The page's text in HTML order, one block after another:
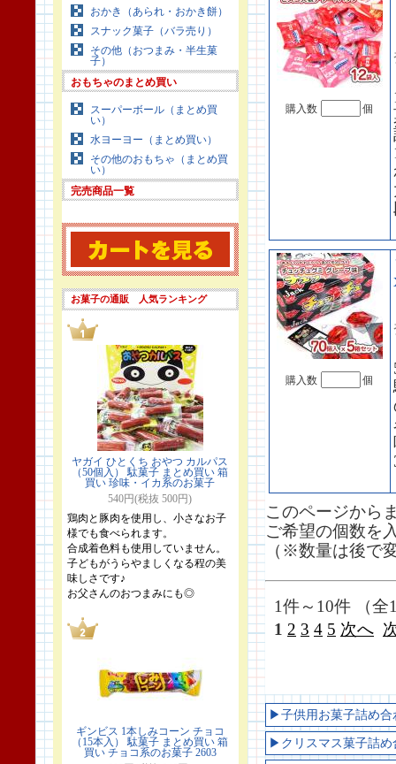
おかき（あられ・おかき餅）
スナック菓子（バラ売り）
その他（おつまみ・半生菓
子）
おもちゃのまとめ買い
スーパーボール（まとめ買
い）
水ヨーヨー（まとめ買い）
その他のおもちゃ（まとめ買
い）
完売商品一覧
お菓子の通販 人気ランキング
ヤガイ ひとくち おやつ カルパス
（50個入） 駄菓子 まとめ買い 箱
買い 珍味・イカ系のお菓子
540円(税抜 500円)
鶏肉と豚肉を使用し、小さなお子
様でも食べられます。
合成着色料も使用していません。
子どもがうらやましくなる程の美
味しさです♪
お父さんのおつまみにも◎
ギンビス 1本しみコーン チョコ
（15本入） 駄菓子 まとめ買い 箱
買い チョコ系のお菓子 2603
購入数 個
購入数 個
このページから
ご希望の個数を
（※数量は後で
1件～10件 （
1 2 3 4 5 次へ
▶子供用お菓子詰め合
▶クリスマス菓子詰め